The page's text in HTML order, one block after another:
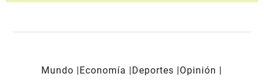
Mundo Economía Deportes
Opinión